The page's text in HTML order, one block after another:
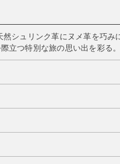
シュリンク革にヌメ革を巧
立つ特別な旅の思い出を彩る。